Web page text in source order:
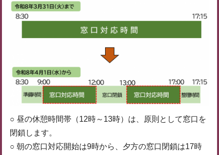
○ 昼の休憩時間帯（12時～13時）は、原則として窓口を
閉鎖します。
○ 朝の窓口対応開始は9時から、夕方の窓口閉鎖は17時